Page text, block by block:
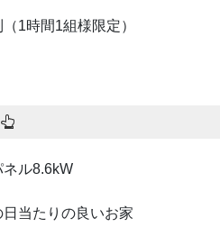
1時間1組様限定）
ネル8.6kW
日当たりの良いお家